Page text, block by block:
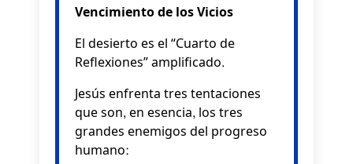
Vencimiento de los Vicios
El desierto es el “Cuarto de
Reflexiones” amplificado.
Jesús enfrenta tres tentaciones
que son, en esencia, los tres
grandes enemigos del progreso
humano: